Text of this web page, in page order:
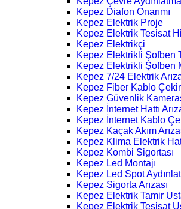
Kepez Diafon Onarımı
Kepez Elektrik Proje
Kepez Elektrik Tesisat
Kepez Elektrikçi
Kepez Elektrikli Şofben
Kepez Elektrikli Şofben
Kepez 7/24 Elektrik
Kepez Fiber Kablo
Kepez Güvenlik
Kepez İnternet Hattı
Kepez İnternet Kablo
Kepez Kaçak Akım
Kepez Klima Elektrik
Kepez Kombi Sigortası
Kepez Led Montajı
Kepez Led Spot
Kepez Sigorta Arızası
Kepez Elektrik Tamir
Kepez Elektrik Tesisat